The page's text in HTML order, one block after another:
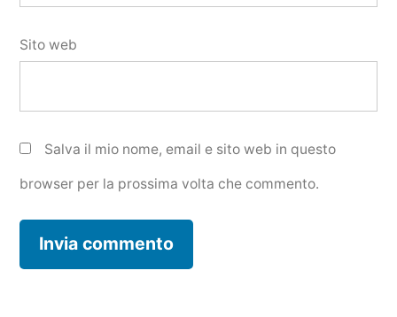
Sito web
Salva il mio nome, email e sito web in questo
browser per la prossima volta che commento.